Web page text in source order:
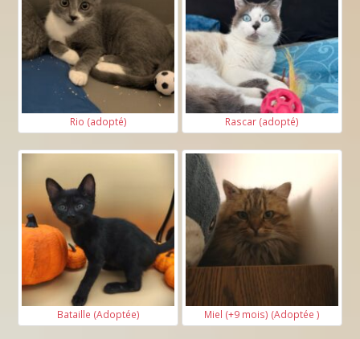
Rio (adopté) Rascar (adopté)
Bataille (Adoptée) Miel (+9 mois) (Adoptée )